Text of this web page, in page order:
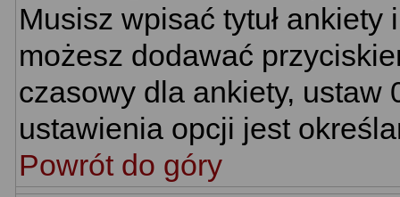
Musisz wpisać tytuł
możesz dodawać
czasowy dla ankiety, ustaw
ustawienia opcji jest
Powrót do góry